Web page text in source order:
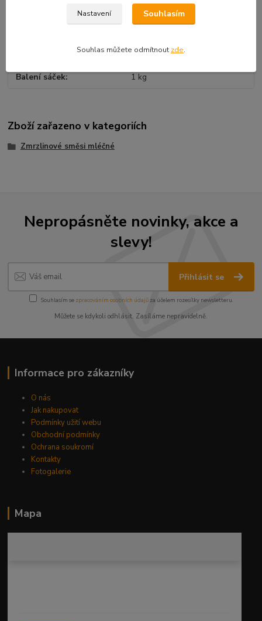
10 x 1 kg = 10 kg
Balení sáček 1 kg
Zboží zařazeno v kategoriích
Zmrzlinové směsi mléčné
Nepropásněte novinky, akce a
slevy!
Přihlásit se
Souhlasím se zpracováním osobních údajůza účelem rozesílky newsletteru.
Můžete se kdykoli odhlásit. Zasíláme nepravidelně.
Informace pro zákazníky
O nás
Jak nakupovat
Podmínky užití webu
Obchodní podmínky
Ochrana soukromí
Kontakty
Fotogalerie
Mapa
Nastavení Souhlasím
Souhlas můžete odmítnout zde.